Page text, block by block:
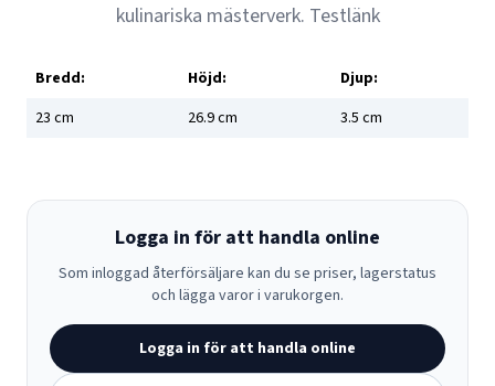
kulinariska mästerverk. Testlänk
Bredd: Höjd:
Djup:
23 cm 26.9cm 3.5 cm
Logga in för att handla online
Som inloggad återförsäljare kan du se priser, lagerstatus
och lägga varor i varukorgen.
Logga in för att handla online